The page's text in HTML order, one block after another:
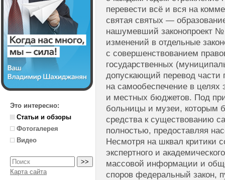
Это интересно:
Статьи и обзоры
Фотогалерея
Видео
Карта сайта
перевести всё и вся на
святая святых —
нашумевший законопроект
изменений в отдельные
с совершенствованием
государственных
допускающий перевод части
на самообеспечение в целях
и местных бюджетов. Под
больницы и музеи, которым
средства к существованию
полностью, предоставляя
Несмотря на шквал критики
экспертного и
массовой информации и
споров федеральный закон,